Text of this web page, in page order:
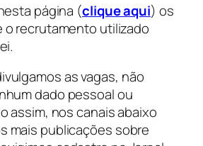
página (clique aqui) os
recrutamento utilizado
as vagas, não
dado pessoal ou
assim, nos canais abaixo
mais publicações sobre